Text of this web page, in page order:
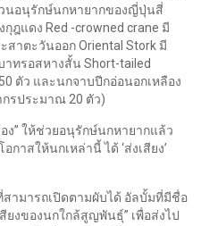
วนอนุรักษ์นกหายากของญี่ปุ่นสี่
ฎแดง Red -crowned crane มี
าตะวันออก Oriental Stork มี
ทรอสหางสั้น Short-tailed
ตัว และนกจาบปีกอ่อนอกเหลือง
กรประมาณ 20 ตัว)
ง” ให้ช่วยอนุรักษ์นกหายากแล้ว
กาสให้นกเหล่านี้ ได้ ‘ส่งเสียง’
ามารถเปิดตามผับได้ อัลบั้มที่มีชื่อ
ยงของนกใกล้สูญพันธุ์” เพื่อส่งไป